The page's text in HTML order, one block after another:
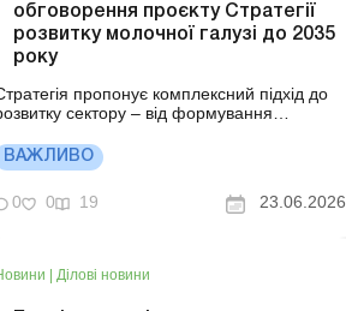
обговорення проєкту Стратегії
розвитку молочної галузі до 2035
року
пропонує комплексний підхід до
сектору – від формування
створення умов для нових виробництв,
у переробку та виходу
української молочної продукції на зовнішні
Більше за темою: Форма № 13-заг
ВАЖЛИВО
0 0 19 23.06.2026
| Ділові новини